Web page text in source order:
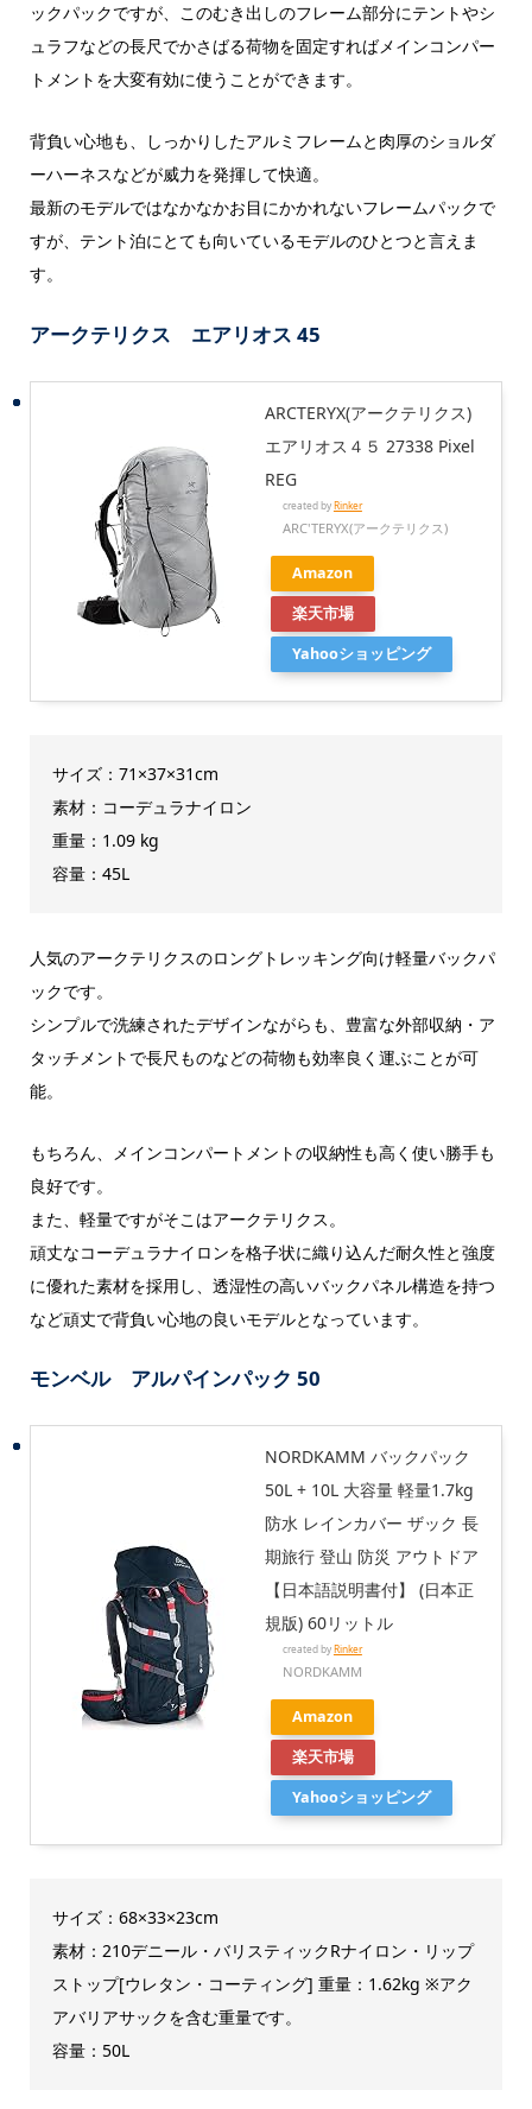
ックパックですが、このむき出しのフレーム部分にテントやシ
ュラフなどの長尺でかさばる荷物を固定すればメインコンパー
トメントを大変有効に使うことができます。
背負い心地も、しっかりしたアルミフレームと肉厚のショルダ
ーハーネスなどが威力を発揮して快適。
最新のモデルではなかなかお目にかかれないフレームパックで
すが、テント泊にとても向いているモデルのひとつと言えま
す。
アークテリクス エアリオス 45
ARCTERYX(アークテリクス)
エアリオス４５ 27338 Pixel
REG
created byRinker
ARC'TERYX(アークテリクス)
Amazon
楽天市場
Yahooショッピング
サイズ：71×37×31cm
素材：コーデュラナイロン
重量：1.09 kg
容量：45L
人気のアークテリクスのロングトレッキング向け軽量バックパ
ックです。
シンプルで洗練されたデザインながらも、豊富な外部収納・ア
タッチメントで長尺ものなどの荷物も効率良く運ぶことが可
能。
もちろん、メインコンパートメントの収納性も高く使い勝手も
良好です。
また、軽量ですがそこはアークテリクス。
頑丈なコーデュラナイロンを格子状に織り込んだ耐久性と強度
に優れた素材を採用し、透湿性の高いバックパネル構造を持つ
など頑丈で背負い心地の良いモデルとなっています。
モンベル アルパインパック 50
NORDKAMM バックパック
50L + 10L 大容量 軽量1.7kg
防水 レインカバー ザック 長
期旅行 登山 防災 アウトドア
【日本語説明書付】 (日本正
規版) 60リットル
created byRinker
NORDKAMM
Amazon
楽天市場
Yahooショッピング
サイズ：68×33×23cm
素材：210デニール・バリスティックRナイロン・リップ
ストップ[ウレタン・コーティング] 重量：1.62kg ※アク
アバリアサックを含む重量です。
容量：50L